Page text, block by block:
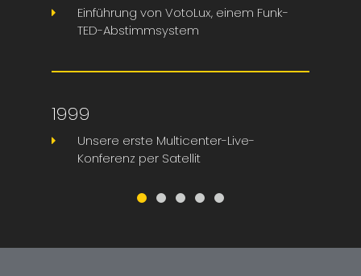
Einführung von VotoLux, einem Funk-
TED-Abstimmsystem
1999
Unsere erste Multicenter-Live-
Konferenz per Satellit